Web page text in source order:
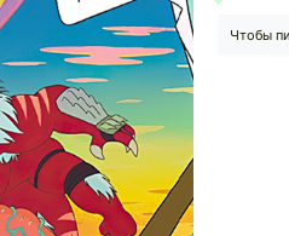
Чтобы